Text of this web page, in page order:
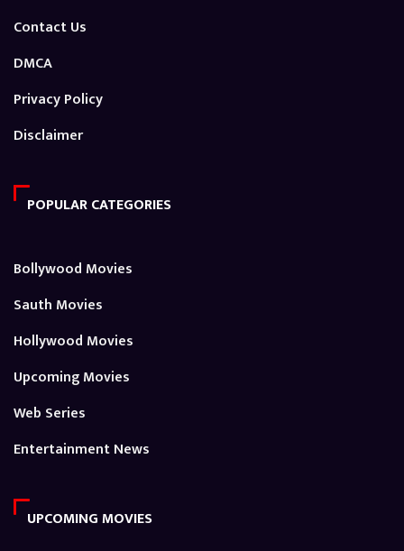
Contact Us
DMCA
Privacy Policy
Disclaimer
POPULAR CATEGORIES
Bollywood Movies
Sauth Movies
Hollywood Movies
Upcoming Movies
Web Series
Entertainment News
UPCOMING MOVIES